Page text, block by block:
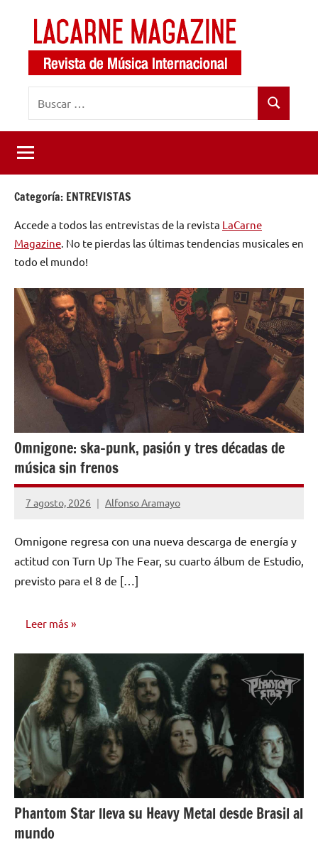
contenido
LaCarne
Magazine
de
música
internacional
Buscar
Categoría: ENTREVISTAS
Accede a todos las entrevistas de la revista LaCarne
Magazine . No te pierdas las últimas tendencias musicales en
todo el mundo!
Omnigone: ska-punk, pasión y tres décadas de
música sin frenos
7 agosto, 2026 Alfonso Aramayo
Omnigone regresa con una nueva descarga de energía y
actitud con Turn Up The Fear, su cuarto álbum de Estudio,
previsto para el 8 de […]
Leer más
ENTREVISTAS
Phantom Star lleva su Heavy Metal desde Brasil al
mundo